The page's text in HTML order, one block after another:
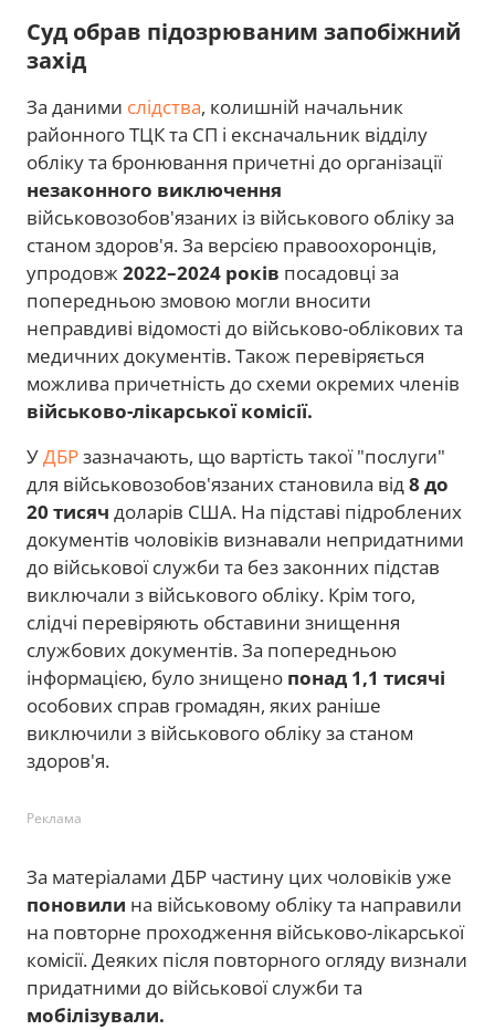
Суд обрав підозрюваним запобіжний
захід
За даними слідства, колишній начальник
районного ТЦК та СП і ексначальник відділу
обліку та бронювання причетні до організації
незаконного виключення
військовозобов'язаних із військового обліку за
станом здоров'я. За версією правоохоронців,
упродовж 2022–2024 років посадовці за
попередньою змовою могли вносити
неправдиві відомості до військово-облікових та
медичних документів. Також перевіряється
можлива причетність до схеми окремих членів
військово-лікарської комісії.
УДБРзазначають, що вартість такої "послуги"
для військовозобов'язаних становила від8 до
20 тисяч доларів США. На підставі підроблених
документів чоловіків визнавали непридатними
до військової служби та без законних підстав
виключали з військового обліку. Крім того,
слідчі перевіряють обставини знищення
службових документів. За попередньою
інформацією, було знищено понад 1,1 тисячі
особових справ громадян, яких раніше
виключили з військового обліку за станом
здоров'я.
Реклама
За матеріалами ДБР частину цих чоловіків уже
поновили на військовому обліку та направили
на повторне проходження військово-лікарської
комісії. Деяких після повторного огляду визнали
придатними до військової служби та
мобілізували.